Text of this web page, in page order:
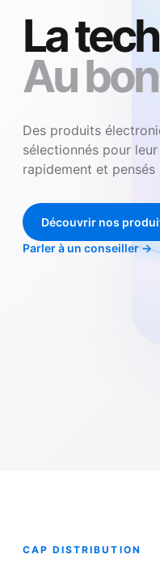
La
Au
Des produits
sélectionnés pour
rapidement et
Découvrir nos
Parler à un conseiller→
CAP DISTRIBUTION